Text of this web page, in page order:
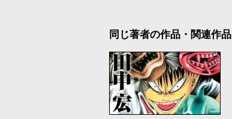
同じ著者の作品・関連作品